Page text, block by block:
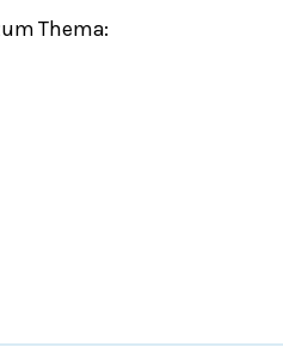
Thema: